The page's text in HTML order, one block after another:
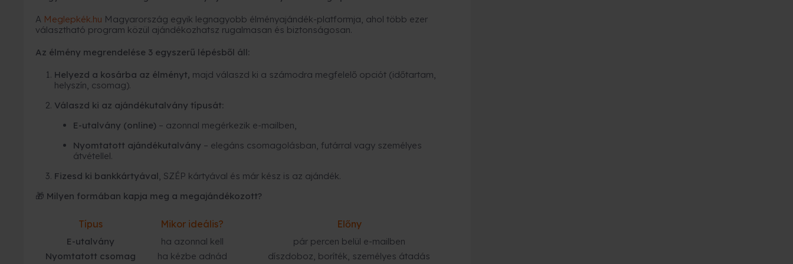
A Meglepkék.hu Magyarország egyik legnagyobb élményajándék-platformja, ahol több ezer
választható program közül ajándékozhatsz rugalmasan és biztonságosan.
Az élmény megrendelése 3 egyszerű lépésből áll:
Helyezd a kosárba az élményt, majd válaszd ki a számodra megfelelő opciót (időtartam,
helyszín, csomag).
Válaszd ki az ajándékutalvány típusát:
E-utalvány (online) – azonnal megérkezik e-mailben,
Nyomtatott ajándékutalvány – elegáns csomagolásban, futárral vagy személyes
átvétellel.
Fizesd ki bankkártyával, SZÉP kártyával és már kész is az ajándék.
🎁 Milyen formában kapja meg a megajándékozott?
Típus Mikor ideális? Előny
E-utalvány ha azonnal kell
pár percen belül e-mailben
Nyomtatott csomag
ha kézbe adnád díszdoboz, boríték, személyes átadás